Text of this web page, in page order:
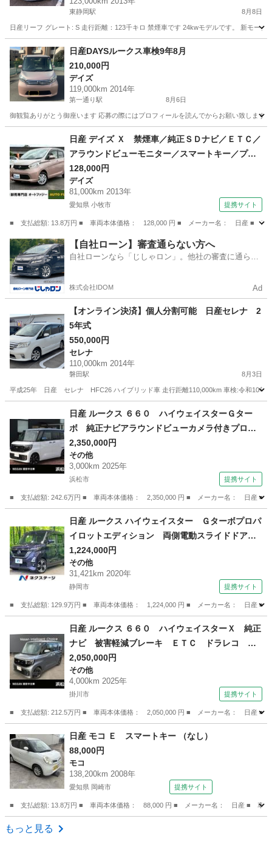
東静岡駅 8月8日
日産リーフ グレート: S 走行距離：123千キロ 禁煙車です 24kwモデルです。 新モー
静岡 静岡市 東静岡駅 リーフ
日産DAYSルークス車検9年8月
210,000円
デイズ
119,000km 2014年
第一通り駅 8月6日
御観覧ありがとう御座います 応募の際にはプロフィールを読んでからお願い致します
第一通り駅 デイズ DAYS
日産 デイズ Ｘ 禁煙車／純正ＳＤナビ／ＥＴＣ／
アラウンドビューモニター／スマートキー／プッ
シュスタート／ベンチシート／オートエアコン／
取扱説明書＆メンテナンスノート／アイドリング
ストップ／ヘッドライトレベライザー （検8.10）
128,000円
デイズ
81,000km 2013年
愛知県 小牧市 提携サイト
■ 支払総額: 13.8万円 ■ 車両本体価格： 128,000 円 ■ メーカー名： 日産 ■ 車種
愛知 小牧市 デイズ
【自社ローン】審査通らない方へ
自社ローンなら「じしゃロン」。他社の審査に通らな
株式会社IDOM Ad
【オンライン決済】個人分割可能 日産セレナ 2
5年式
550,000円
セレナ
110,000km 2014年
磐田駅 8月3日
平成25年 日産 セレナ HFC26 ハイブリッド車 走行距離110,000km 車検:令和10年2
磐田駅 セレナ
日産 ルークス ６６０ ハイウェイスターＧター
ボ 純正ナビアラウンドビューカメラ付きプロ
パ 衝突被害軽減システム スマートキー 全方
位カメラ ＬＥＤヘッドランプ 両側電動スライ
ドドア アイドリングストップ （検10.12）
2,350,000円
その他
3,000km 2025年
浜松市 提携サイト
■ 支払総額: 242.6万円 ■ 車両本体価格： 2,350,000 円 ■ メーカー名： 日産 ■
その他
日産 ルークス ハイウェイスター Ｇターボプロパ
イロットエディション 両側電動スライドドア
純正９型ナビ 全周囲カメラ 衝突軽減 プロパ
イロット ドラレコ コーナーセンサー ＬＥＤ
ヘッド ビルトインＥＴＣ 純正１５インチアル
ミ シートバックテーブル ロールサンシェイド
（検9.5）
1,224,000円
その他
31,421km 2020年
静岡市 提携サイト
■ 支払総額: 129.9万円 ■ 車両本体価格： 1,224,000 円 ■ メーカー名： 日産 ■
その他
日産 ルークス ６６０ ハイウェイスターＸ 純正
ナビ 被害軽減ブレーキ ＥＴＣ ドラレコ フ
ルセグＴＶ 車線逸脱警報 オートエアコン ア
ルミホイール 両側パワースライドドア スマー
トキー 禁煙車 アイドリングストップ オート
2,050,000円
その他
4,000km 2025年
掛川市 提携サイト
■ 支払総額: 212.5万円 ■ 車両本体価格： 2,050,000 円 ■ メーカー名： 日産
その他
日産 モコ Ｅ スマートキー （なし）
88,000円
モコ
138,200km 2008年
愛知県 岡崎市 提携サイト
■ 支払総額: 13.8万円 ■ 車両本体価格： 88,000 円 ■ メーカー名： 日産 ■
愛知 岡崎市
もっと見る